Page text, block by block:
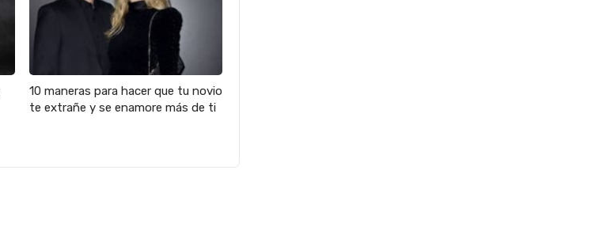
10 maneras para hacer que tu novio
te extrañe y se enamore más de ti